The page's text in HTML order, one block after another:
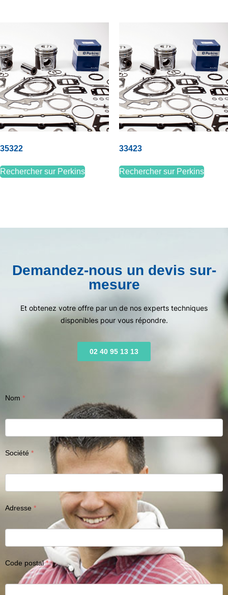
35322
Rechercher sur Perkins
33423
Rechercher sur Perkins
Demandez-nous un devis sur-
mesure
Et obtenez votre offre par un de nos experts techniques
disponibles pour vous répondre.
02 40 95 13 13
Nom
Société
Adresse
Code postal